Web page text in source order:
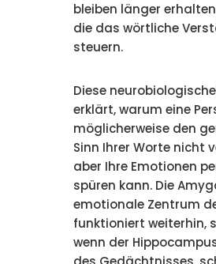
bleiben länger
die das wörtliche
steuern.
Diese
erklärt, warum eine
möglicherweise den
Sinn Ihrer Worte nicht
aber Ihre Emotionen
spüren kann. Die
emotionale Zentrum
funktioniert weiterhin,
wenn der